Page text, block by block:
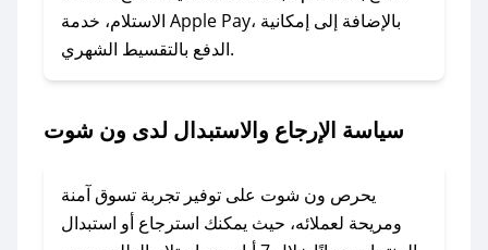
### ماذا أفعل إذا لم أجد كود خصم لمتجري
المفضل؟
في حال عدم توفر كوبونات لمتجرك المفضل، يمكنك
أسرع وقت ممكن.
### كيف تحصل على كوبونات خصم حصرية من ون
شوت؟
الاستلام، خدمة Apple Pay، بالإضافة إلى إمكانية
الدفع بالتقسيط الشهري.
سياسة الإرجاع والاستبدال لدى ون شوت
يحرص ون شوت على توفير تجربة تسوق آمنة
ومريحة لعملائه، حيث يمكنك استرجاع أو استبدال